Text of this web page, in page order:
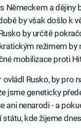
Německem a dějiny
by však došlo k
by určitě
režimem by
mobilizace proti
ovládl Rusko, by pro
jsme geneticky
ani nenarodi - a
státu, kde žijeme